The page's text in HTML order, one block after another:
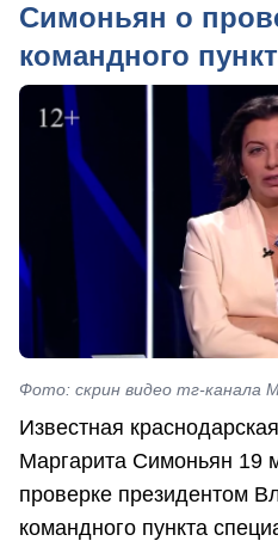
Симоньян о
командного
Фото: скрин видео тг-канала
Известная
Маргарита Симоньян 19
проверке президентом
командного пункта